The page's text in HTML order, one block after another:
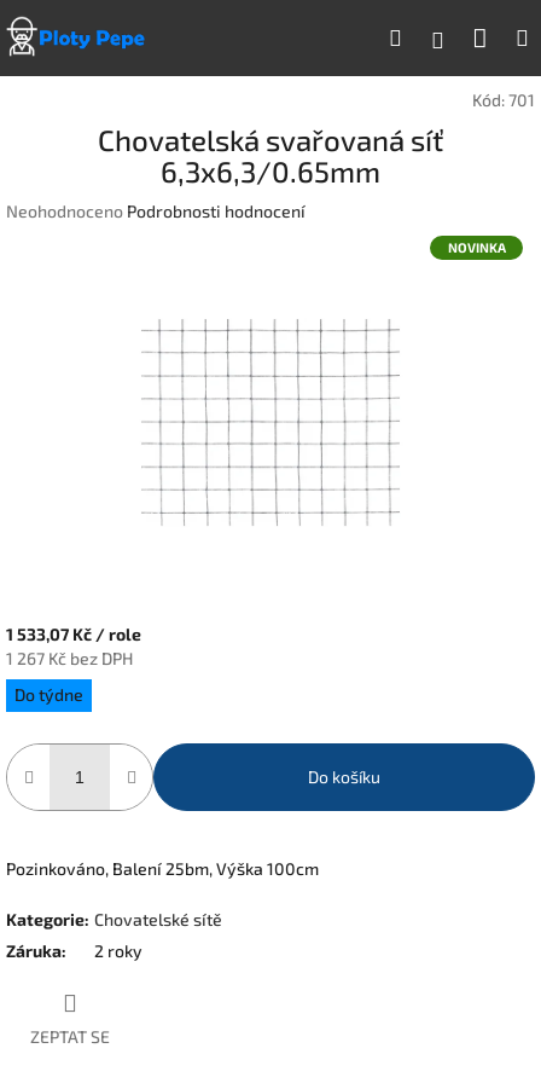
na
obsah
Hledat
Kód:701
Chovatelská svařovaná síť
6,3x6,3/0.65mm
Průměrné
Neohodnoceno Podrobnosti hodnocení
NOVINKA
1 533,07 Kč / role
1 267 Kč bez DPH
Měrná
cena:
Do týdne
Do košíku
Pozinkováno, Balení 25bm, Výška 100cm
Kategorie: Chovatelské sítě
Záruka: 2 roky
ZEPTAT SE